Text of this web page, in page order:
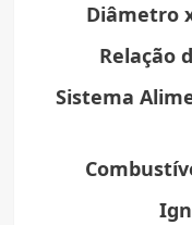
Diâmetro
Relação
Sistema